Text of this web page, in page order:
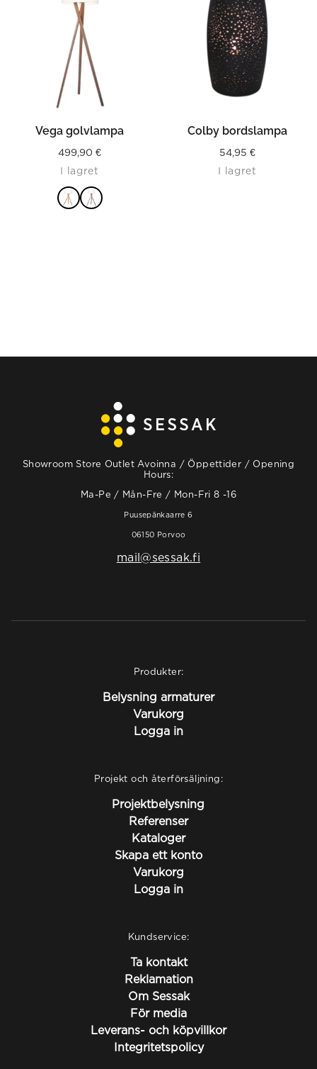
Vega golvlampa
499,90 €
I lagret
Colby bordslampa
54,95 €
I lagret
Showroom Store Outlet Avoinna / Öppettider / Opening
Hours:
Ma-Pe / Mån-Fre / Mon-Fri 8 -16
Puusepänkaarre 6
06150 Porvoo
mail@sessak.fi
Produkter:
Belysning armaturer
Varukorg
Logga in
Projekt och återförsäljning:
Projektbelysning
Referenser
Kataloger
Skapa ett konto
Varukorg
Logga in
Kundservice:
Ta kontakt
Reklamation
Om Sessak
För media
Leverans- och köpvillkor
Integritetspolicy